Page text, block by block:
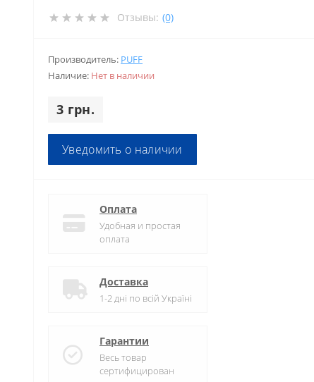
Отзывы: (0)
Производитель: PUFF
Наличие: Нет в наличии
3 грн.
Уведомить о наличии
Оплата
Удобная и простая
оплата
Доставка
1-2 дні по всій Україні
Гарантии
Весь товар
сертифицирован